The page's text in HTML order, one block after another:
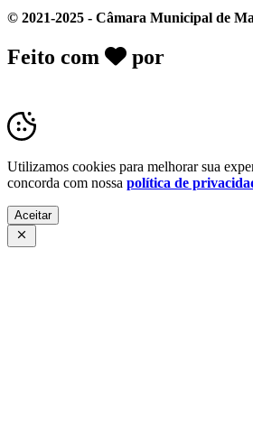
© 2021-2025 - Câmara Municipal de
Feito com por
Utilizamos cookies para melhorar sua
concorda com nossa política de
Aceitar